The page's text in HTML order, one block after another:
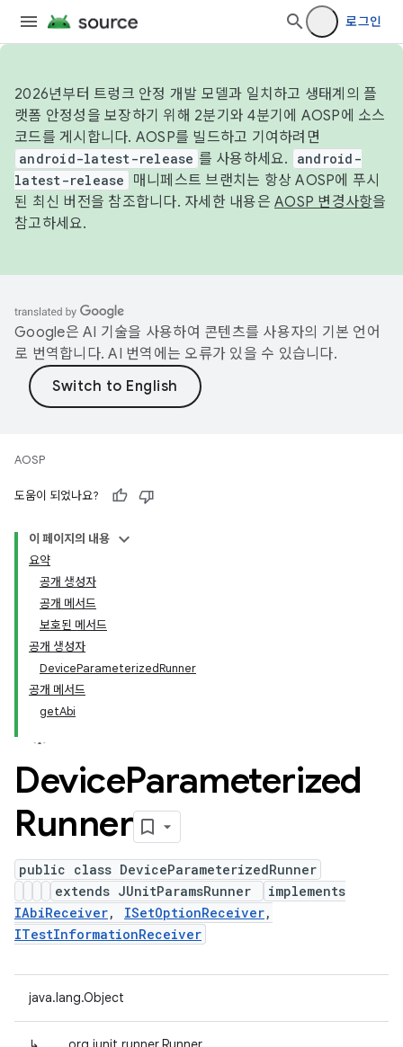
로그인
2026년부터 트렁크 안정 개발 모델과 일치하고 생태계의 플
랫폼 안정성을 보장하기 위해 2분기와 4분기에 AOSP에 소스
코드를 게시합니다. AOSP를 빌드하고 기여하려면
android-latest-release 를 사용하세요.
android-
latest-release
매니페스트 브랜치는 항상 AOSP에 푸시
된 최신 버전을 참조합니다. 자세한 내용은 AOSP 변경사항을
참고하세요.
Google은 AI 기술을 사용하여 콘텐츠를 사용자의 기본 언어
로 번역합니다. AI 번역에는 오류가 있을 수 있습니다.
AOSP
도움이 되었나요?
이 페이지의 내용
요약
공개 생성자
공개 메서드
보호된 메서드
공개 생성자
DeviceParameterizedRunner
공개 메서드
getAbi
DeviceParameterized
Runner
public class DeviceParameterizedRunner
extends JUnitParamsRunner
implements
IAbiReceiver, ISetOptionReceiver,
ITestInformationReceiver
java.lang.Object